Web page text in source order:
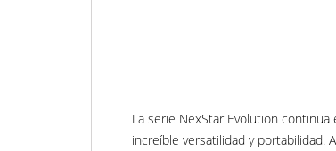
La serie NexStar Evolution
increíble versatilidad y portabilidad.